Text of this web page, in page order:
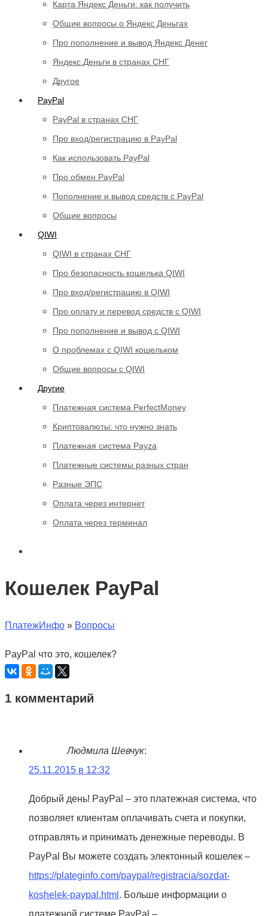
Карта Яндекс Деньги: как получить
Общие вопросы о Яндекс Деньгах
Про пополнение и вывод Яндекс Денег
Яндекс.Деньги в странах СНГ
Другое
PayPal
PayPal в странах СНГ
Про вход/регистрацию в PayPal
Как использовать PayPal
Про обмен PayPal
Пополнение и вывод средств с PayPal
Общие вопросы
QIWI
QIWI в странах СНГ
Про безопасность кошелька QIWI
Про вход/регистрацию в QIWI
Про оплату и перевод средств c QIWI
Про пополнение и вывод с QIWI
О проблемах с QIWI кошельком
Общие вопросы с QIWI
Другие
Платежная система PerfectMoney
Криптовалюты: что нужно знать
Платежная система Payza
Платежные системы разных стран
Разные ЭПС
Оплата через интернет
Оплата через терминал
Кошелек PayPal
ПлатежИнфо » Вопросы
PayPal что это, кошелек?
1 комментарий
Людмила Шевчук:
25.11.2015 в 12:32
Добрый день! PayPal – это платежная система, что
позволяет клиентам оплачивать счета и покупки,
отправлять и принимать денежные переводы. В
PayPal Вы можете создать электонный кошелек –
https://plateginfo.com/paypal/registracia/sozdat-
koshelek-paypal.html . Больше информации о
платежной системе PayPal –